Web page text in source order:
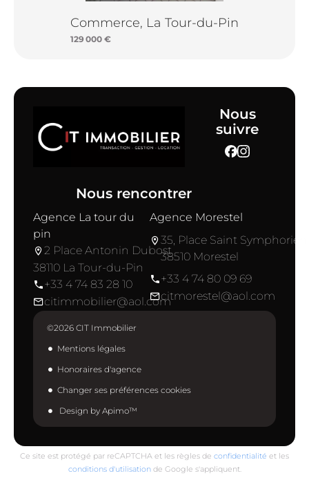
Commerce, La Tour-du-Pin
129 000 €
Nous
suivre
Nous rencontrer
Agence La tour du
pin
2 Place Antonin Dubost
38110 La Tour-du-Pin
+33 4 74 83 28 10
citimmobilier@aol.com
Agence Morestel
35, Place Saint Symphorien
38510 Morestel
+33 4 74 80 09 69
citmorestel@aol.com
©2026 CIT Immobilier
Mentions légales
Honoraires d'agence
Changer ses préférences cookies
Design by Apimo™
Ce site est protégé par reCAPTCHA et les règles de confidentialité et les
conditions d'utilisationde Google s'appliquent.